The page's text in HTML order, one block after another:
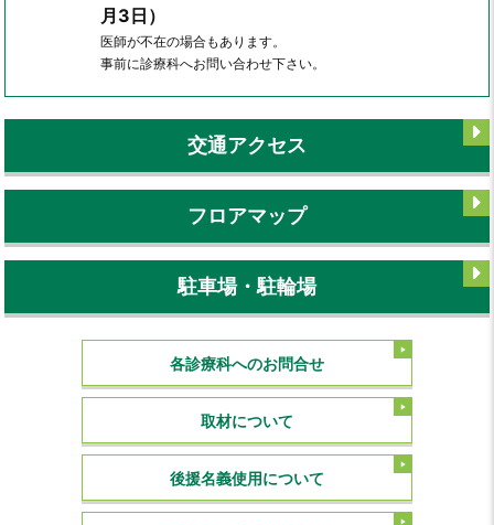
月3日）
医師が不在の場合もあります。
事前に診療科へお問い合わせ下さい。
交通アクセス
フロアマップ
駐車場・駐輪場
各診療科へのお問合せ
取材について
後援名義使用について